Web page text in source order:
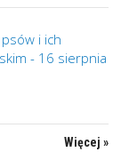
i ich
- 16 sierpnia
Więcej »